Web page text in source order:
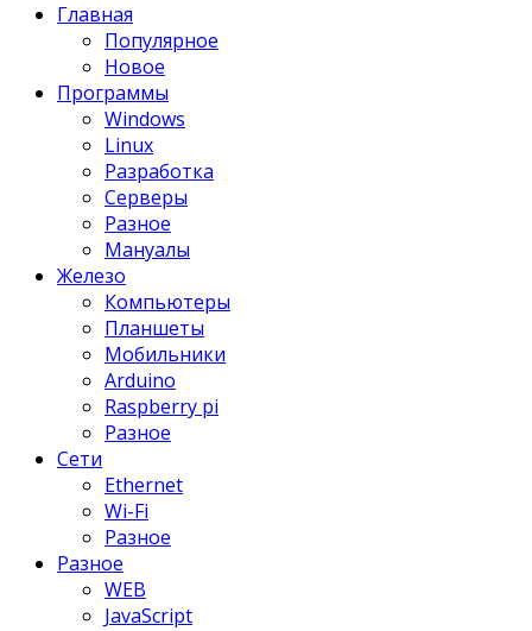
Главная
Популярное
Новое
Программы
Windows
Linux
Разработка
Серверы
Разное
Мануалы
Железо
Компьютеры
Планшеты
Мобильники
Arduino
Raspberry pi
Разное
Сети
Ethernet
Wi-Fi
Разное
Разное
WEB
JavaScript